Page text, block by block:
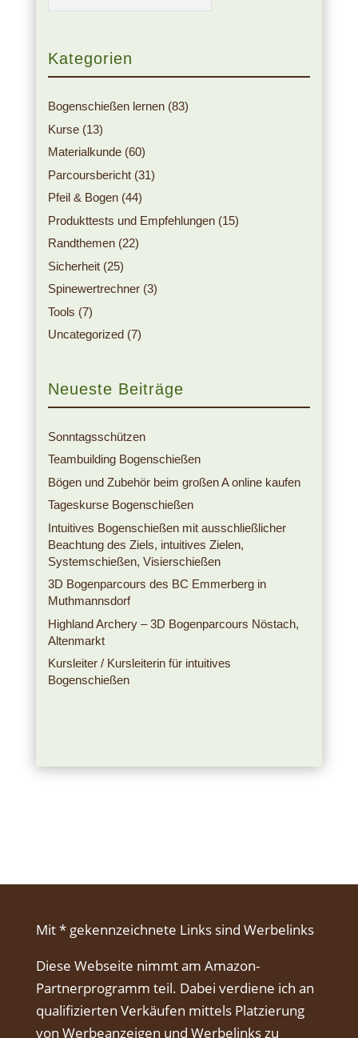
Kategorien
Bogenschießen lernen(83)
Kurse(13)
Materialkunde(60)
Parcoursbericht(31)
Pfeil & Bogen(44)
Produkttests und Empfehlungen(15)
Randthemen(22)
Sicherheit(25)
Spinewertrechner(3)
Tools (7)
Uncategorized(7)
Neueste Beiträge
Sonntagsschützen
Teambuilding Bogenschießen
Bögen und Zubehör beim großen A online kaufen
Tageskurse Bogenschießen
Intuitives Bogenschießen mit ausschließlicher
Beachtung des Ziels, intuitives Zielen,
Systemschießen, Visierschießen
3D Bogenparcours des BC Emmerberg in
Muthmannsdorf
Highland Archery – 3D Bogenparcours Nöstach,
Altenmarkt
Kursleiter / Kursleiterin für intuitives
Bogenschießen
Mit * gekennzeichnete Links sind Werbelinks
Diese Webseite nimmt am Amazon-
Partnerprogramm teil. Dabei verdiene ich an
qualifizierten Verkäufen mittels Platzierung
von Werbeanzeigen und Werbelinks zu